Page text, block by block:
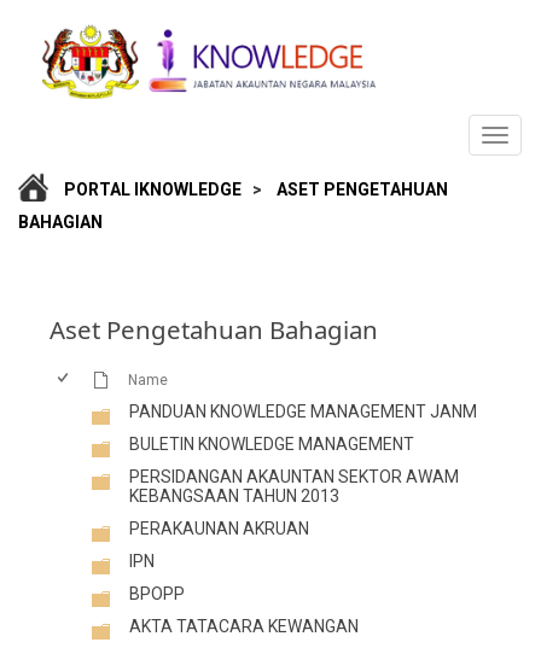
PORTAL IKNOWLEDGE > ASET PENGETAHUAN
BAHAGIAN
Aset Pengetahuan Bahagian
Name
PANDUAN KNOWLEDGE MANAGEMENT JANM
BULETIN KNOWLEDGE MANAGEMENT
PERSIDANGAN AKAUNTAN SEKTOR AWAM
KEBANGSAAN TAHUN 2013
PERAKAUNAN AKRUAN
IPN
BPOPP
AKTA TATACARA KEWANGAN